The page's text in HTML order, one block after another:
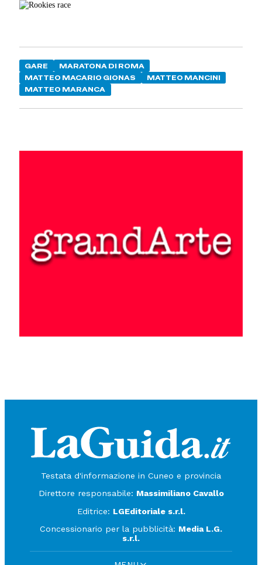
GARE
MARATONA DI ROMA
MATTEO MACARIO GIONAS
MATTEO MANCINI
MATTEO MARANCA
Testata d'informazione in Cuneo e provincia
Direttore responsabile: Massimiliano Cavallo
Editrice: LGEditoriale s.r.l.
Concessionario per la pubblicità: Media L.G.
s.r.l.